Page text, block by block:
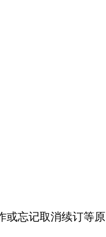
或忘记取消续订等原